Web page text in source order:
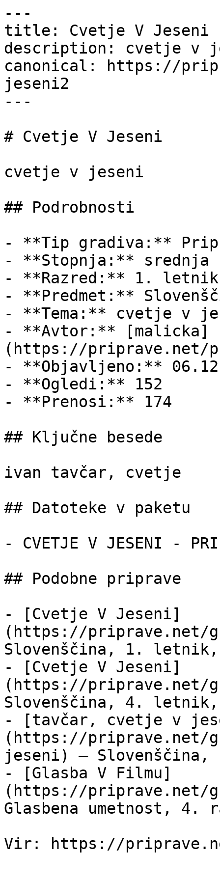
---
title: Cvetje V Jeseni
description: cvetje v
canonical: https://
jeseni2
---
# Cvetje V Jeseni
cvetje v jeseni
## Podrobnosti
- **Tip gradiva:**
- **Stopnja:** srednja
- **Razred:** 1. letnik
- **Predmet:**
- **Tema:** cvetje v
- **Avtor:** [malicka]
(https://priprave.net/
- **Objavljeno:**
- **Ogledi:** 152
- **Prenosi:** 174
## Ključne besede
ivan tavčar, cvetje
## Datoteke v paketu
- CVETJE V JESENI -
## Podobne priprave
- [Cvetje V Jeseni]
(https://priprave.net/
Slovenščina, 1.
- [Cvetje V Jeseni]
(https://priprave.net/
Slovenščina, 4.
- [tavčar, cvetje v
(https://priprave.net/
jeseni) —
- [Glasba V Filmu]
(https://priprave.net/
Glasbena umetnost, 4.